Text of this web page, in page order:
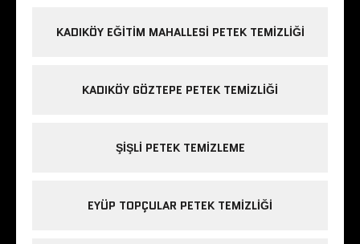
KADIKÖY EĞITIM MAHALLESI PETEK TEMIZLIĞI
KADIKÖY GÖZTEPE PETEK TEMIZLIĞI
ŞIŞLI PETEK TEMIZLEME
EYÜP TOPÇULAR PETEK TEMIZLIĞI